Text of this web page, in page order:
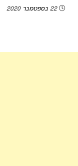
22 בספטמבר 2020